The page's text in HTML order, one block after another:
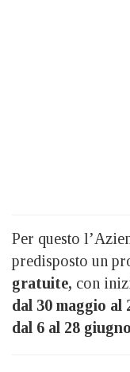
Per questo
predisposto un
gratuite, con
dal 30 maggio al
dal 6 al 28